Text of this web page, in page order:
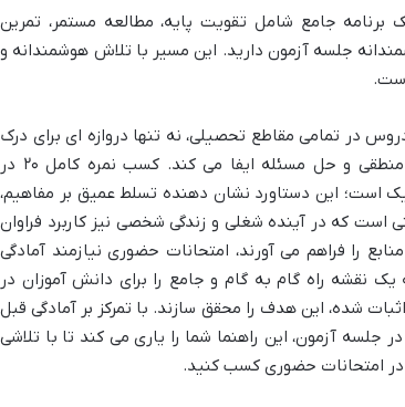
به یک برنامه جامع شامل تقویت پایه، مطالعه مستمر، تمرین
جلسه آزمون دارید. این مسیر با تلاش هوشمندانه و
در تمامی مقاطع تحصیلی، نه تنها دروازه ای برای درک
بهتر علوم دیگر است، بلکه نقش کلیدی در توسعه تفکر منطقی و حل مسئله ایفا می کند. کسب نمره کامل ۲۰ در
است؛ این دستاورد نشان دهنده تسلط عمیق بر مفاهیم،
که در آینده شغلی و زندگی شخصی نیز کاربرد فراوان
را فراهم می آورند، امتحانات حضوری نیازمند آمادگی
نقشه راه گام به گام و جامع را برای دانش آموزان در
شده، این هدف را محقق سازند. با تمرکز بر آمادگی قبل
جلسه آزمون، این راهنما شما را یاری می کند تا با تلاشی